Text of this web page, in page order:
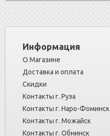
Информация
О Магазине
Доставка и оплата
Скидки
Контакты г. Руза
Контакты г. Наро-Фоминск
Контакты г. Можайск
Контакты г. Обнинск